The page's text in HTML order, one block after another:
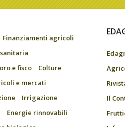
Finanziamenti agricoli
e fisco
Colture
e mercati
Irrigazione
Energie rinnovabili
Il